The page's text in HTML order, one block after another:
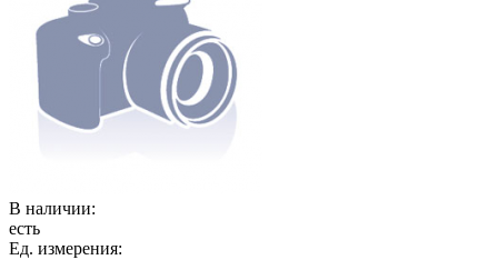
В наличии:
есть
Ед. измерения: